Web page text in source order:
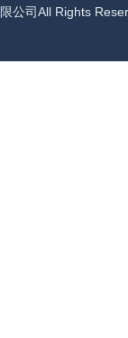
限公司All Rights